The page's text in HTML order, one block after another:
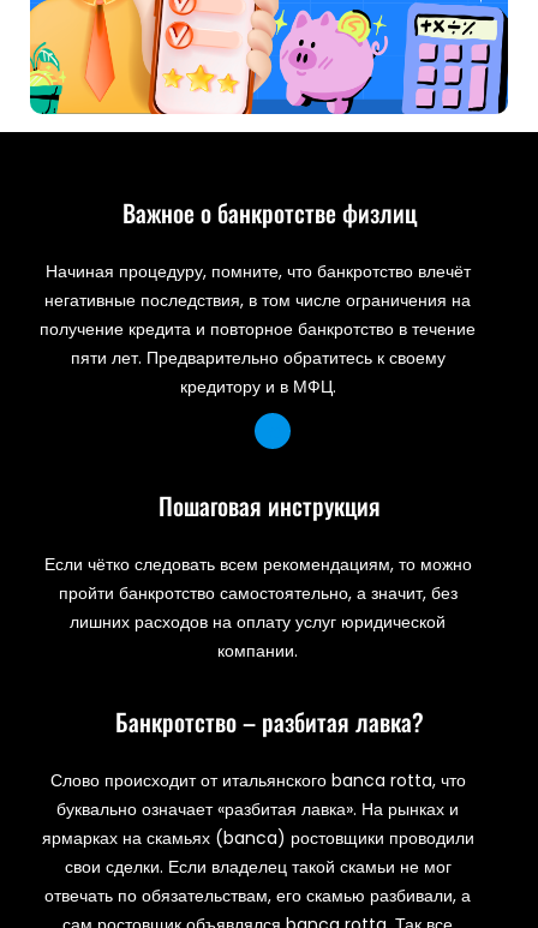
Важное о банкротстве физлиц
Начиная процедуру, помните, что банкротство влечёт
негативные последствия, в том числе ограничения на
получение кредита и повторное банкротство в течение
пяти лет. Предварительно обратитесь к своему
кредитору и в МФЦ.
Пошаговая инструкция
Если чётко следовать всем рекомендациям, то можно
пройти банкротство самостоятельно, а значит, без
лишних расходов на оплату услуг юридической
компании.
Банкротство – разбитая лавка?
Слово происходит от итальянского banca rotta, что
буквально означает «разбитая лавка». На рынках и
ярмарках на скамьях (banca) ростовщики проводили
свои сделки. Если владелец такой скамьи не мог
отвечать по обязательствам, его скамью разбивали, а